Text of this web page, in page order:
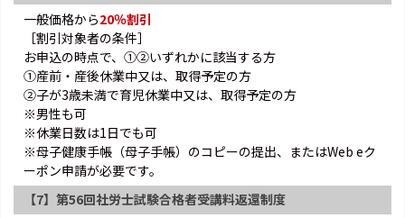
一般価格から20％割引
［割引対象者の条件］
お申込の時点で、①②いずれかに該当する方
①産前・産後休業中又は、取得予定の方
②子が3歳未満で育児休業中又は、取得予定の方
※男性も可
※休業日数は1日でも可
※母子健康手帳（母子手帳）のコピーの提出、またはWeb eク
ーポン申請が必要です。
【7】第56回社労士試験合格者受講料返還制度